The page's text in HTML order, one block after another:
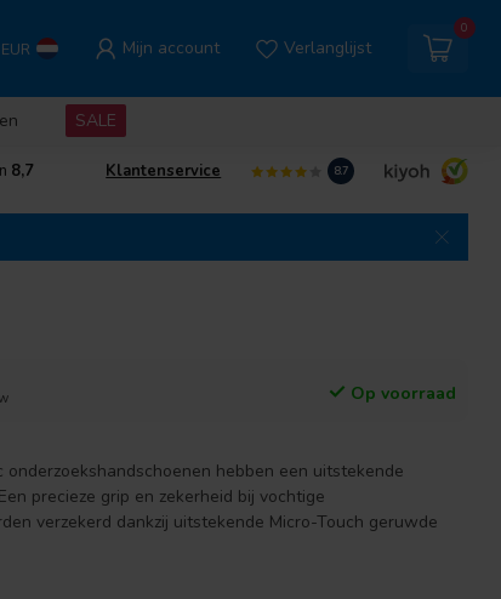
EUR Mijn account Verlanglijst
0
SALE
8,7 Klantenservice 8.7
Op voorraad
hebben een uitstekende
precieze grip en zekerheid bij vochtige
verzekerd dankzij uitstekende Micro-Touch geruwde